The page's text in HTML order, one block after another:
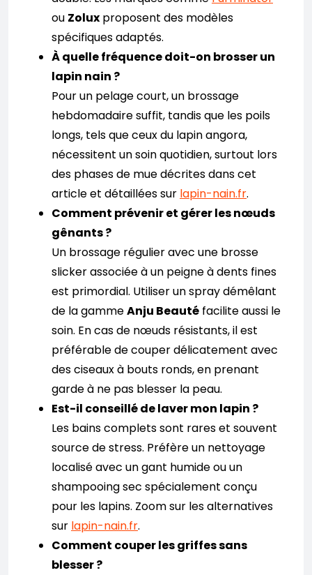
ou Zolux proposent des modèles
spécifiques adaptés.
À quelle fréquence doit-on brosser un
lapin nain ?
Pour un pelage court, un brossage
hebdomadaire suffit, tandis que les poils
longs, tels que ceux du lapin angora,
nécessitent un soin quotidien, surtout lors
des phases de mue décrites dans cet
article et détaillées sur lapin-nain.fr.
Comment prévenir et gérer les nœuds
gênants ?
Un brossage régulier avec une brosse
slicker associée à un peigne à dents fines
est primordial. Utiliser un spray démêlant
de la gammeAnju Beauté facilite aussi le
soin. En cas de nœuds résistants, il est
préférable de couper délicatement avec
des ciseaux à bouts ronds, en prenant
garde à ne pas blesser la peau.
Est-il conseillé de laver mon lapin ?
Les bains complets sont rares et souvent
source de stress. Préfère un nettoyage
localisé avec un gant humide ou un
shampooing sec spécialement conçu
pour les lapins. Zoom sur les alternatives
sur lapin-nain.fr.
Comment couper les griffes sans
blesser ?